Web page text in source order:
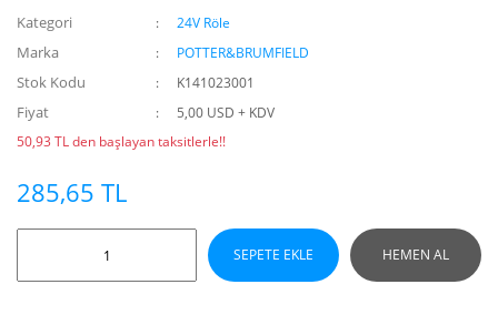
Kategori 24V Röle
Marka POTTER&BRUMFIELD
Stok Kodu K141023001
Fiyat
5,00 USD + KDV
50,93 TL den başlayan taksitlerle!!
285,65 TL
SEPETE EKLE HEMEN AL